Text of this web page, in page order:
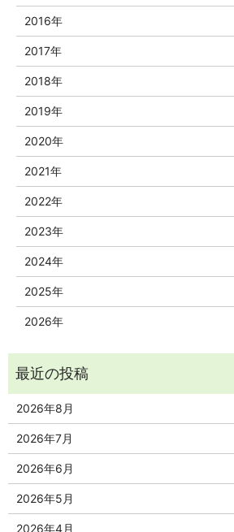
2016年
2017年
2018年
2019年
2020年
2021年
2022年
2023年
2024年
2025年
2026年
2026年8月
2026年7月
2026年6月
2026年5月
2026年4月